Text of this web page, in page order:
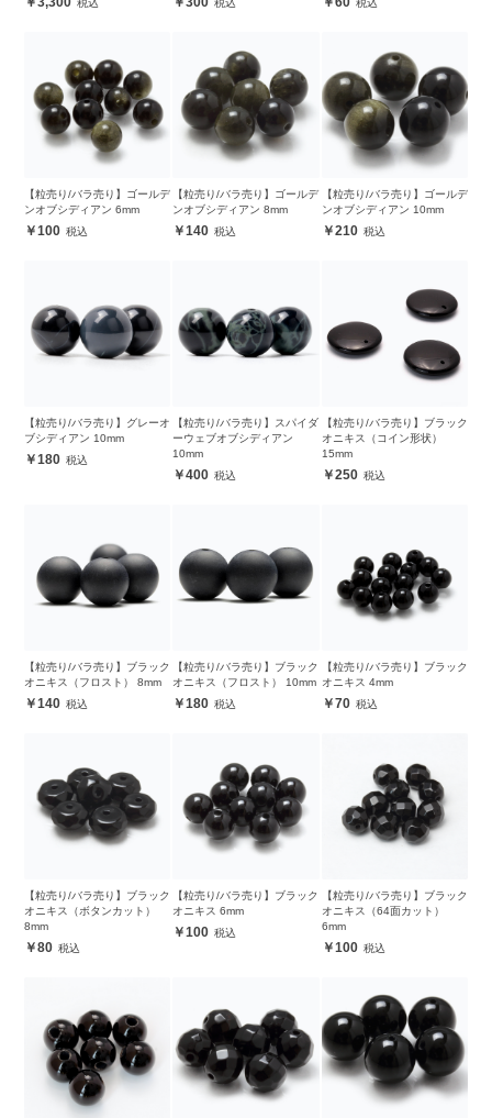
【粒売り/バラ売り】ゴールデ
ンオブシディアン 6mm
100
【粒売り/バラ売り】ゴールデ
ンオブシディアン 8mm
140
【粒売り/バラ売り】ゴールデ
ンオブシディアン 10mm
210
【粒売り/バラ売り】グレーオ
ブシディアン 10mm
180
【粒売り/バラ売り】スパイダ
ーウェブオブシディアン
10mm
400
【粒売り/バラ売り】ブラック
オニキス（コイン形状）
15mm
250
【粒売り/バラ売り】ブラック
オニキス（フロスト） 8mm
140
【粒売り/バラ売り】ブラック
オニキス（フロスト） 10mm
180
【粒売り/バラ売り】ブラック
オニキス 4mm
70
【粒売り/バラ売り】ブラック
オニキス（ボタンカット）
8mm
80
【粒売り/バラ売り】ブラック
オニキス 6mm
100
【粒売り/バラ売り】ブラック
オニキス（64面カット）
6mm
100